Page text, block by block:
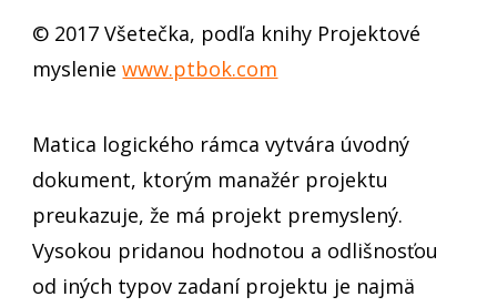
© 2017 Všetečka, podľa knihy Projektové
mysleniewww.ptbok.com
Matica logického rámca vytvára úvodný
dokument, ktorým manažér projektu
preukazuje, že má projekt premyslený.
Vysokou pridanou hodnotou a odlišnosťou
od iných typov zadaní projektu je najmä